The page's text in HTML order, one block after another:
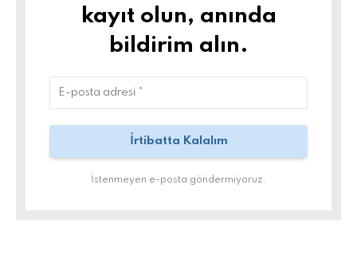
kayıt olun, anında
bildirim alın.
İstenmeyen e-posta göndermiyoruz.